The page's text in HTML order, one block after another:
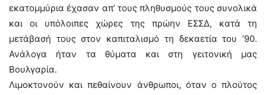
εκατομμύρια έχασαν απ’ τους πληθυσμούς τους συνολικά
και οι υπόλοιπες χώρες της πρώην ΕΣΣΔ, κατά τη
μετάβασή τους στον καπιταλισμό τη δεκαετία του ’90.
Ανάλογα ήταν τα θύματα και στη γειτονική μας
Βουλγαρία.
Λιμοκτονούν και πεθαίνουν άνθρωποι, όταν ο πλούτος